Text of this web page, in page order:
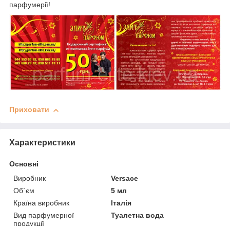
парфумерії!
Приховати
Характеристики
Основні
Виробник
Versace
Об`єм
5 мл
Країна виробник
Італія
Вид парфумерної
продукції
Туалетна вода